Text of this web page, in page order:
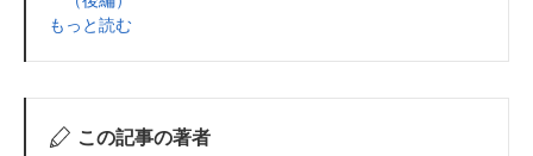
もっと読む
この記事の著者